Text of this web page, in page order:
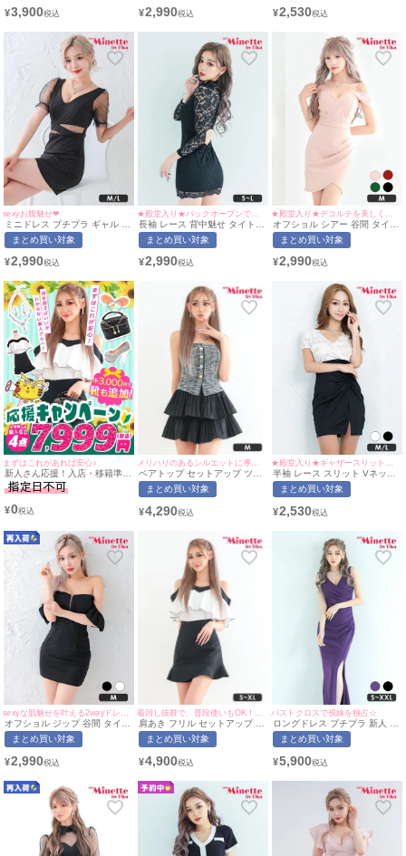
¥3,900 ¥2,990
応) | myMinette/マイミネット
¥2,530
sexyお腹魅せ❤︎
ミニドレス プチプラ ギャル タ
イト セクシー 半袖 シアー袖
谷間 ウエストカット 黒 キャバ
ズ対応) | myMinette/マイミネ
まとめ買い対象
¥2,990
★殿堂入り★バックオープンで大胆セクシー◎
長袖 レース 背中魅せ タイト
ミニドレス (せいせい着用/S~M
サイズ対応) | myMinette/マイ
まとめ買い対象
¥2,990
オフショル シアー 谷間 タイト
ミニドレス (ひなたまる着用/M
サイズ対応) | myMinette/マイ
まとめ買い対象
¥2,990
まずはこれがあれば安心♪
新人さん応援！入店・移籍準備
セット (ドレス1点＋靴1点＋バ
ッグ1点+アクセ1点＋ブラ1点/
税込10,999円/靴なし税込
7,999円)
¥0
ベアトップ セットアップ ツイ
ード フレアドレス Luvique (あ
おぽん着用/Mサイズ対応) |
まとめ買い対象
¥4,290
半袖 レース スリット Vネック
タイト ミニドレス (なぎ着
用/M~Lサイズ対応) |
まとめ買い対象
¥2,530
オフショル ジップ 谷間 タイト
ミニドレス (せいせい着用/Mサ
イズ対応) | myMinette/マイミ
まとめ買い対象
¥2,990
肩あき フリル セットアップ 胸
元隠し バイカラー タイト ミニ
ドレス (あおぽん着用/S~XLサ
ネット
まとめ買い対象
¥4,900
バストクロスで視線を独占☆
ロングドレス プチプラ 新人 タ
イト スリット セクシー ラウ
ンジ ノースリーブ 谷間 スナッ
ャバドレス
まとめ買い対象
¥5,900